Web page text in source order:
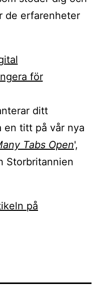
de erfarenheter
ditt
en titt på vår nya
Tabs Open',
Storbritannien
på